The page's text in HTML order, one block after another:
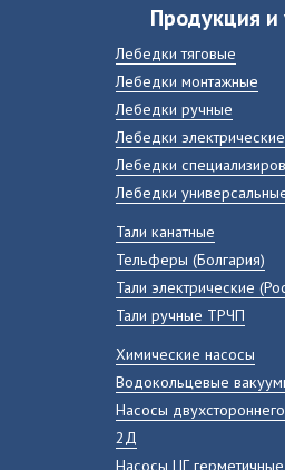
Продукция и
Лебедки тяговые
Лебедки монтажные
Лебедки ручные
Лебедки электрические
Лебедки
Лебедки
Тали канатные
Тельферы (Болгария)
Тали электрические
Тали ручные ТРЧП
Химические насосы
Водокольцевые
Насосы
2Д
Насосы ЦГ герметичные